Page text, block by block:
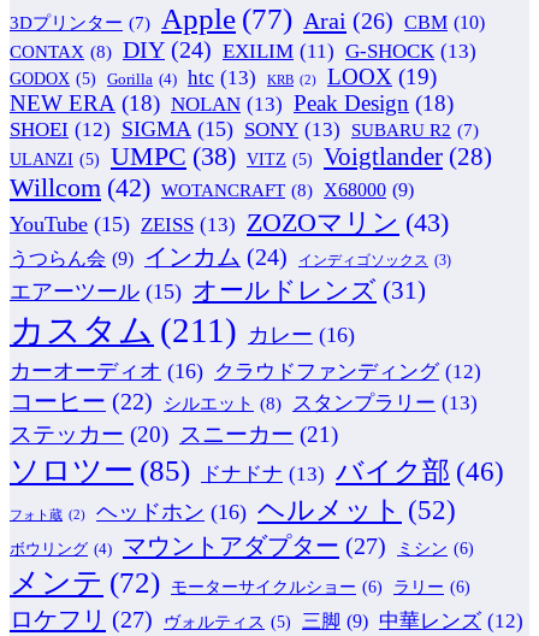
3Dプリンター (7) Apple (77) Arai (26) CBM (10)
CONTAX (8) DIY (24) EXILIM (11) G-SHOCK (13)
GODOX (5) Gorilla (4) htc (13) KRB (2) LOOX (19)
NEW ERA (18) NOLAN (13) Peak Design (18)
SHOEI (12) SIGMA (15) SONY (13) SUBARU R2 (7)
ULANZI (5) UMPC (38) VITZ (5) Voigtlander (28)
Willcom (42) WOTANCRAFT (8) X68000 (9)
YouTube (15) ZEISS (13) ZOZOマリン (43)
うつらん会 (9) インカム (24) インディゴソックス (3)
エアーツール (15) オールドレンズ (31)
カスタム (211) カレー (16)
カーオーディオ (16) クラウドファンディング (12)
コーヒー (22) シルエット (8) スタンプラリー (13)
ステッカー (20) スニーカー (21)
ソロツー (85) ドナドナ (13) バイク部 (46)
フォト蔵 (2) ヘッドホン (16) ヘルメット (52)
ボウリング (4) マウントアダプター (27) ミシン (6)
メンテ (72) モーターサイクルショー (6) ラリー (6)
ロケフリ (27) ヴォルティス (5) 三脚 (9) 中華レンズ (12)